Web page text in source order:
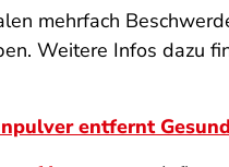
mehrfach
Weitere Infos dazu
entfernt